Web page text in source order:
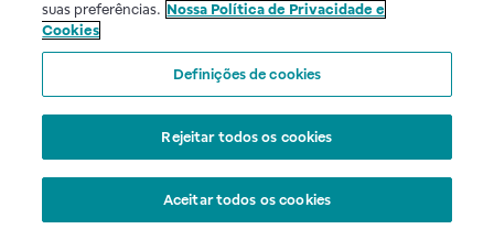
suas preferências. Nossa Política de Privacidade e
Cookies
Definições de cookies
Rejeitar todos os cookies
Aceitar todos os cookies